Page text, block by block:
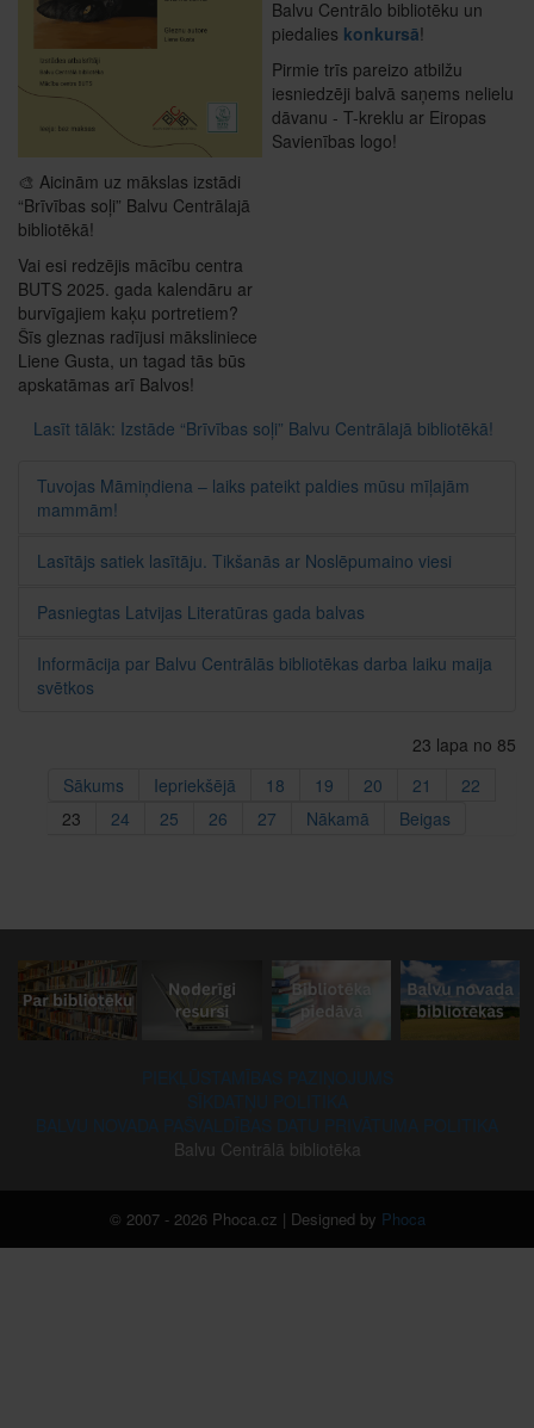
🎨 Aicinām uz mākslas izstādi
“Brīvības soļi” Balvu Centrālajā
bibliotēkā!
Vai esi redzējis mācību centra
BUTS 2025. gada kalendāru ar
burvīgajiem kaķu portretiem?
Šīs gleznas radījusi māksliniece
Liene Gusta, un tagad tās būs
apskatāmas arī Balvos!
Lasīt tālāk: Izstāde “Brīvības soļi” Balvu Centrālajā bibliotēkā!
Balvu Centrālo bibliotēku un
piedalies konkursā!
Pirmie trīs pareizo atbilžu
iesniedzēji balvā saņems nelielu
dāvanu - T-kreklu ar Eiropas
Savienības logo!
Tuvojas Māmiņdiena – laiks pateikt paldies mūsu mīļajām
mammām!
Lasītājs satiek lasītāju. Tikšanās ar Noslēpumaino viesi
Pasniegtas Latvijas Literatūras gada balvas
Informācija par Balvu Centrālās bibliotēkas darba laiku maija
svētkos
23 lapa no 85
Sākums
Iepriekšējā 18 19 20 21
22
23
24 25 26 27 Nākamā Beigas
Balvu Centrālā bibliotēka
© 2007 - 2026 Phoca.cz | Designed by Phoca